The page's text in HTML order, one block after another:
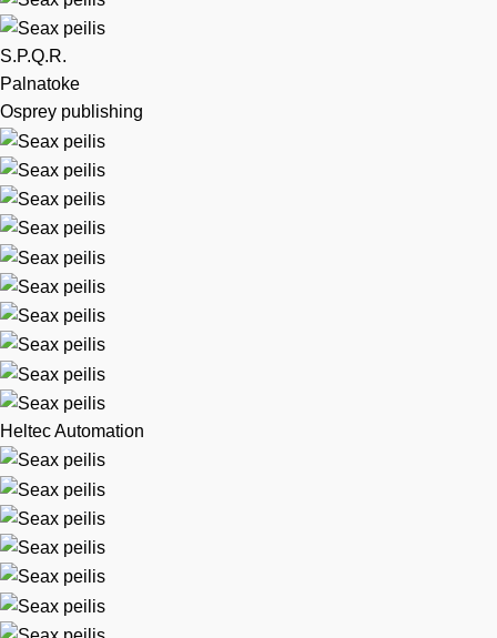
S.P.Q.R.
Palnatoke
Osprey publishing
Heltec Automation